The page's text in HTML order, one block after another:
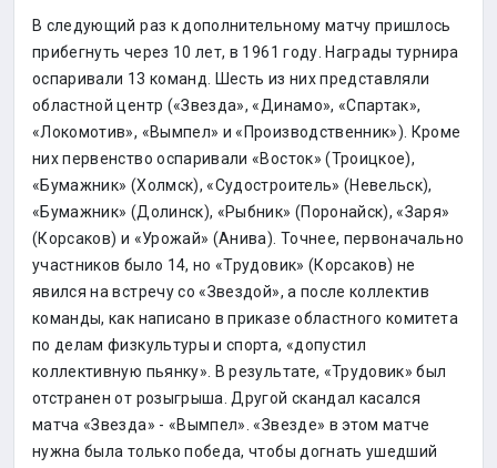
В следующий раз к дополнительному матчу пришлось
прибегнуть через 10 лет, в 1961 году. Награды турнира
оспаривали 13 команд. Шесть из них представляли
областной центр («Звезда», «Динамо», «Спартак»,
«Локомотив», «Вымпел» и «Производственник»). Кроме
них первенство оспаривали «Восток» (Троицкое),
«Бумажник» (Холмск), «Судостроитель» (Невельск),
«Бумажник» (Долинск), «Рыбник» (Поронайск), «Заря»
(Корсаков) и «Урожай» (Анива). Точнее, первоначально
участников было 14, но «Трудовик» (Корсаков) не
явился на встречу со «Звездой», а после коллектив
команды, как написано в приказе областного комитета
по делам физкультуры и спорта, «допустил
коллективную пьянку». В результате, «Трудовик» был
отстранен от розыгрыша. Другой скандал касался
матча «Звезда» - «Вымпел». «Звезде» в этом матче
нужна была только победа, чтобы догнать ушедший